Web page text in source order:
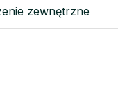
zewnętrzne